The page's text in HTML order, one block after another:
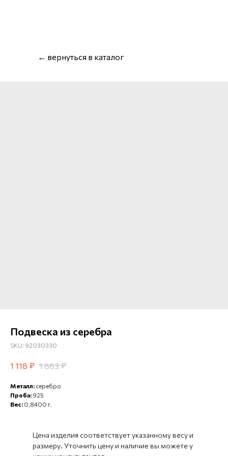
← вернуться в каталог
Подвеска из серебра
SKU: 92030330
1 118 ₽ 1 863 ₽
Металл: серебро
Проба: 925
Вес: 0,8400 г.
Цена изделия соответствует указанному весу и
размеру. Уточнить цену и наличие вы можете у